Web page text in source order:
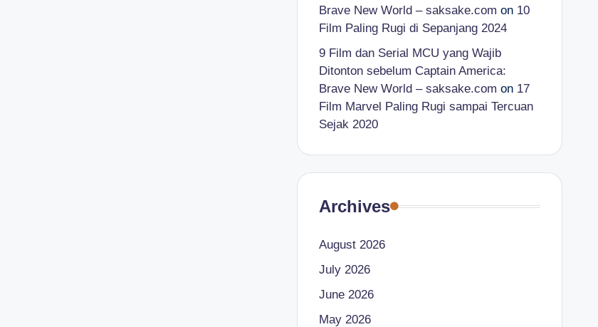
Brave New World – saksake.com on 10
Film Paling Rugi di Sepanjang 2024
9 Film dan Serial MCU yang Wajib
Ditonton sebelum Captain America:
Brave New World – saksake.com on 17
Film Marvel Paling Rugi sampai Tercuan
Sejak 2020
Archives
August 2026
July 2026
June 2026
May 2026